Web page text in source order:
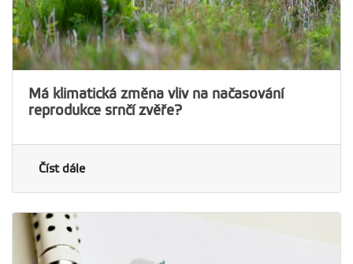
Má klimatická změna vliv na načasování
reprodukce srnčí zvěře?
Číst dále